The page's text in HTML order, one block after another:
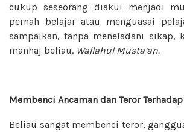
cukup seseorang diakui menjadi
pernah belajar atau menguasai
sampaikan, tanpa meneladani sikap,
manhaj beliau. Wallahul Musta’an.
Membenci Ancaman dan Teror
Beliau sangat membenci teror,